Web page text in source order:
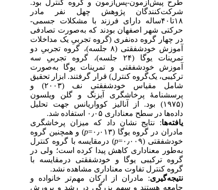
طرح پیش‌آزمون-پس‌آزمون و گروه کنترل بود.
شرکت‌کنندگان پژوهش چهل نفر مادر
۱۸تا۴۰ساله دارای فرزند با مشکلات جسمی-
حرکتی شهر اصفهان بودند که به‌صورت تصادفی
در چهار گروه ده‌نفری (گروه تجربیِ یک مداخلات
آموزش خودشفقتی (۸ جلسه)، گروه تجربیِ دو
تمرینات یوگا (۲۴ جلسه)، گروه تجربیِ سه
آموزش خودشفقتی و تمرینات یوگا به‌صورت
ترکیبی، یک‌گروه کنترل) قرار گرفتند. ابزار تحقیق
شامل مقیاس خودشفقتی نف (۲۰۰۳) و
پرسشنامهٔ پرخاشگری آیزنگ و گلن ویلسون
(۱۹۷۵) بود. از آنالیز کوواریانس جهت تحلیل
داده‌ها در سطح معناداری ۰٫۰۵ استفاده شد.
یافته‌ها: نتایج نشان داد که میزان پرخاشگری
مادران در گروه یوگا (۰٫۰۱۳=
p) و همچنین گروه
خودشفقتی (۰٫۰۰۹=
p) درمقایسه با گروه کنترل
به‌طور معناداری کاهش پیدا کرده است؛ ولی در
گروه ترکیبی یوگا و خودشفقتی درمقایسه با
گروه کنترل تفاوت معناداری مشاهده نشد.
نتیجه‌گیری: مادران از ارکان مهم‌تر خانواده و
جامعه هستند و سهم بزرگی در رشد و پرورش